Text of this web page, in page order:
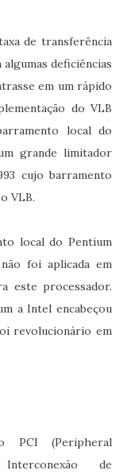
de transferência
deficiências
em um rápido
do VLB
local do
grande limitador
cujo barramento
VLB.
local do Pentium
foi aplicada em
este processador.
a Intel encabeçou
revolucionário em
PCI (Peripheral
de